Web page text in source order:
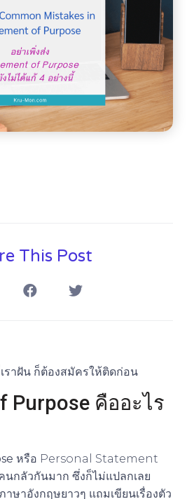
This Post
ราฝัน ก็ต้องสมัครให้ติดก่อน
Purpose คืออะไร
หรือ Personal Statement
นกลัวกันมาก ซึ่งก็ไม่แปลกเลย
าษาอังกฤษยาวๆ แถมเขียนเรื่องตัว